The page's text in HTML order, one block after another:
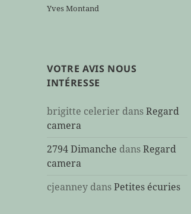
Yves Montand
VOTRE AVIS NOUS
INTÉRESSE
brigitte celerier dansRegard
camera
2794 Dimanche dansRegard
camera
cjeanney dansPetites écuries